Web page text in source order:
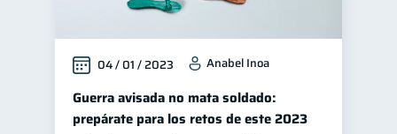
04 / 01 / 2023 Anabel Inoa
Guerra avisada no mata soldado:
prepárate para los retos de este 2023